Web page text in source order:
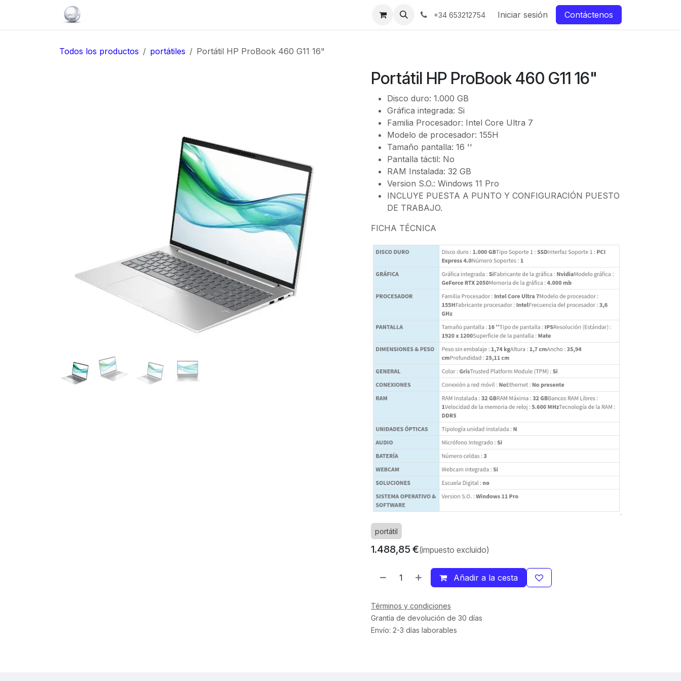
+34 653212754 Iniciar sesión Contáctenos
Todos los productos portátiles Portátil HP ProBook 460 G11 16"
Portátil HP ProBook 460 G11 16"
Disco duro: 1.000 GB
Gráfica integrada: Si
Familia Procesador: Intel Core Ultra 7
Modelo de procesador: 155H
Tamaño pantalla: 16 ''
Pantalla táctil: No
RAM Instalada: 32 GB
Version S.O.: Windows 11 Pro
INCLUYE PUESTA A PUNTO Y CONFIGURACIÓN PUESTO
DE TRABAJO.
FICHA TÉCNICA
portátil
1.488,85 €(impuesto excluido)
Añadir a la cesta
Términos y condiciones
Grantía de devolución de 30 días
Envío: 2-3 días laborables